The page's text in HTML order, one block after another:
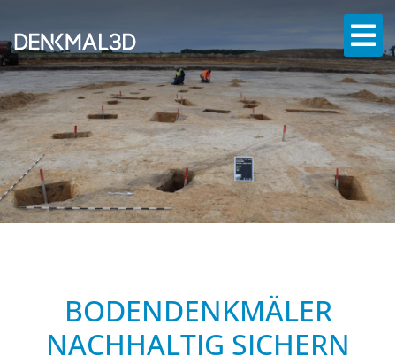
BODENDENKMÄLER
NACHHALTIG SICHERN